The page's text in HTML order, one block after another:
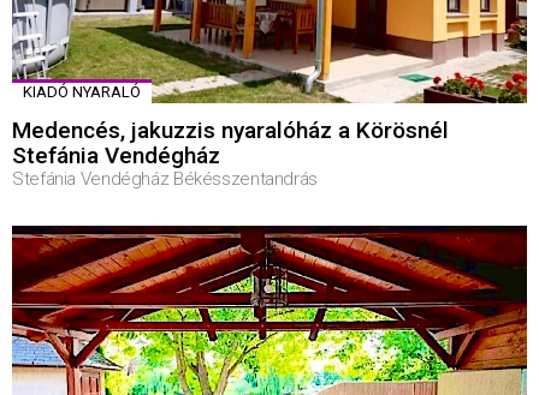
KIADÓ NYARALÓ
Medencés, jakuzzis nyaralóház a Körösnél
Stefánia Vendégház
Stefánia Vendégház Békésszentandrás